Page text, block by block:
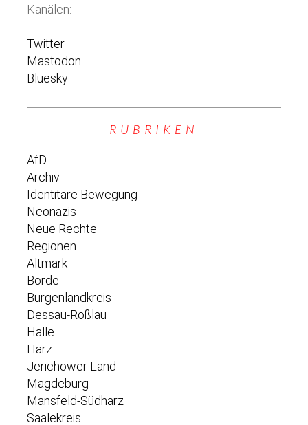
Kanälen:
Twitter
Mastodon
Bluesky
RUBRIKEN
AfD
Archiv
Identitäre Bewegung
Neonazis
Neue Rechte
Regionen
Altmark
Börde
Burgenlandkreis
Dessau-Roßlau
Halle
Harz
Jerichower Land
Magdeburg
Mansfeld-Südharz
Saalekreis